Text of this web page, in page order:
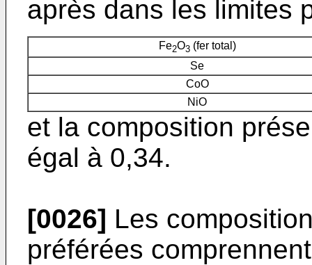
après dans les limites
Fe2O3(fer total)
Se
CoO
NiO
et la composition
égal à 0,34.
[0026] Les
préférées